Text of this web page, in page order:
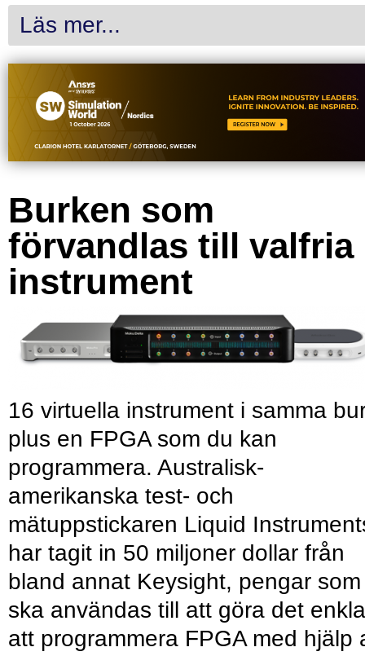
Läs mer...
Burken som
förvandlas till valfria
instrument
16 virtuella instrument i samma
plus en FPGA som du kan
programmera. Australisk-
amerikanska test- och
mätuppstickaren Liquid
har tagit in 50 miljoner dollar från
bland annat Keysight, pengar som
ska användas till att göra det
att programmera FPGA med hjälp